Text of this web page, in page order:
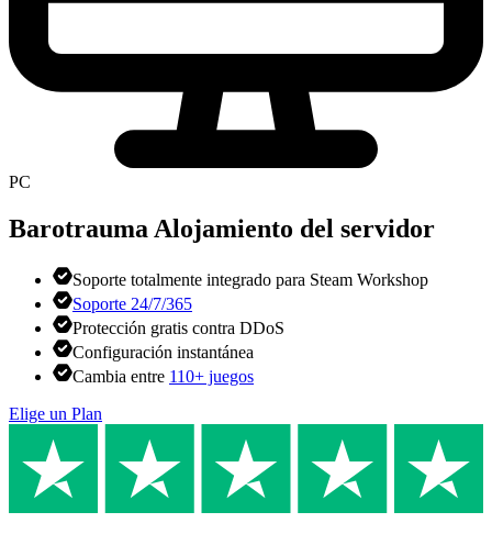
PC
Barotrauma Alojamiento del servidor
Soporte totalmente integrado para Steam Workshop
Soporte 24/7/365
Protección gratis contra DDoS
Configuración instantánea
Cambia entre 110+ juegos
Elige un Plan